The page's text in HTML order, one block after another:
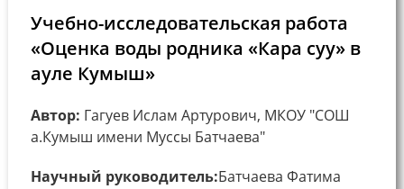
Учебно-исследовательская работа
«Оценка воды родника «Кара суу» в
ауле Кумыш»
Автор: Гагуев Ислам Артурович, МКОУ "СОШ
а.Кумыш имени Муссы Батчаева"
Научный руководитель:Батчаева Фатима